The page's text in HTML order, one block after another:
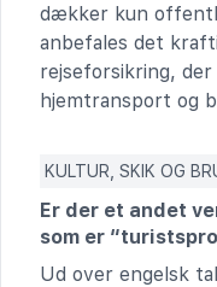
dækker kun
anbefales det
rejseforsikring,
hjemtransport og
KULTUR, SKIK OG
Er der et andet
som er
Ud over engelsk